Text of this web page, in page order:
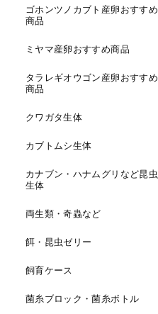
ゴホンツノカブト産卵おすすめ
商品
ミヤマ産卵おすすめ商品
タラレギオウゴン産卵おすすめ
商品
クワガタ生体
カブトムシ生体
カナブン・ハナムグリなど昆虫
生体
両生類・奇蟲など
餌・昆虫ゼリー
飼育ケース
菌糸ブロック・菌糸ボトル